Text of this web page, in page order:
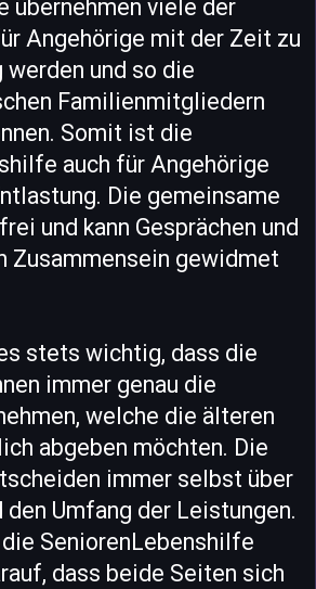
übernehmen viele der
Angehörige mit der Zeit zu
und so die
Familienmitgliedern
Somit ist die
auch für Angehörige
Die gemeinsame
und kann Gesprächen und
Zusammensein gewidmet
stets wichtig, dass die
immer genau die
welche die älteren
abgeben möchten. Die
immer selbst über
den Umfang der Leistungen.
SeniorenLebenshilfe
dass beide Seiten sich